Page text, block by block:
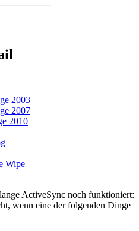
2003
2007
2010
Wipe
ActiveSync noch funktioniert:
wenn eine der folgenden Dinge